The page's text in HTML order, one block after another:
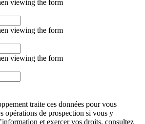
viewing the form
viewing the form
viewing the form
traite ces données pour vous
opérations de prospection si vous y
et exercer vos droits, consultez